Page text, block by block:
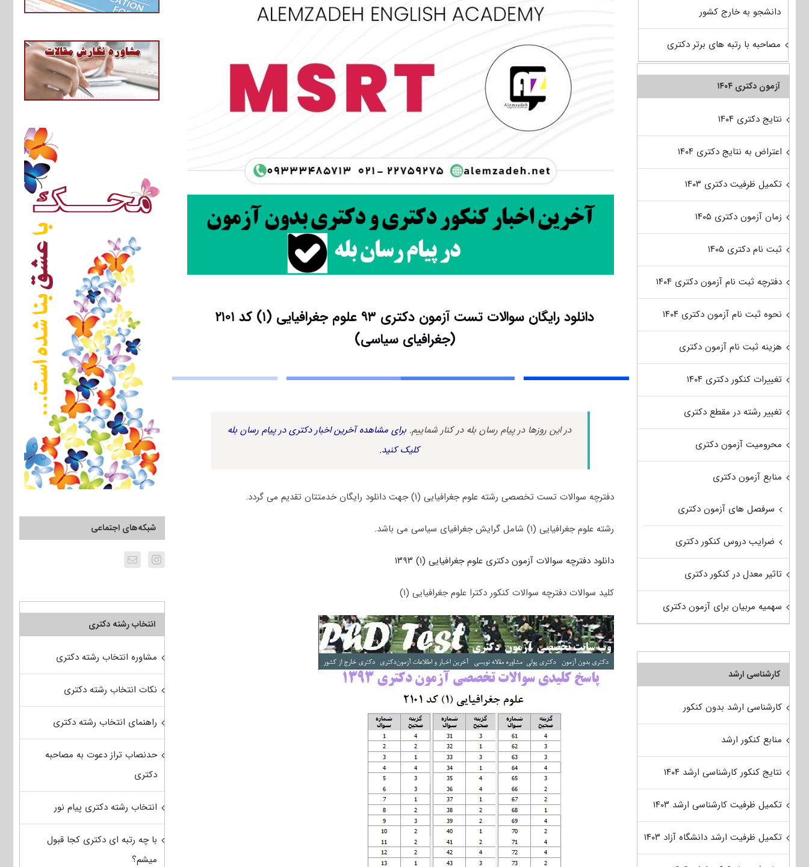
دانلود رایگان سوالات تست آزمون دکتری ۹۳ علوم جغرافیایی (۱) کد ۲۱۰۱
(جغرافیای سیاسی)
در این روزها در پیام رسان بله در کنار شماییم. برای مشاهده آخرین اخبار دکتری در پیام رسان بله
کلیک کنید.
دفترچه سوالات تست تخصصی رشته علوم جغرافیایی (۱) جهت دانلود رایگان خدمتتان تقدیم می گردد.
رشته علوم جغرافیایی (۱) شامل گرایش جغرافیای سیاسی می باشد.
دانلود دفترچه سوالات آزمون دکتری علوم جغرافیایی (۱) ۱۳۹۳
کلید سوالات دفترچه سوالات کنکور دکترا علوم جغرافیایی (۱)
شبکه‌های اجتماعی
انتخاب رشته دکتری
مشاوره انتخاب رشته دکتری
نکات انتخاب رشته دکتری
راهنمای انتخاب رشته دکتری
حدنصاب تراز دعوت به مصاحبه
دکتری
انتخاب رشته دکتری پیام نور
با چه رتبه ای دکتری کجا قبول
میشم؟
دانشجو به خارج کشور
مصاحبه با رتبه های برتر دکتری
آزمون دکتری ۱۴۰۴
نتایج دکتری ۱۴۰۴
اعتراض به نتایج دکتری ۱۴۰۴
تکمیل ظرفیت دکتری ۱۴۰۳
زمان آزمون دکتری ۱۴۰۵
ثبت نام دکتری ۱۴۰۵
دفترچه ثبت نام آزمون دکتری ۱۴۰۴
نحوه ثبت نام آزمون دکتری ۱۴۰۴
هزینه ثبت نام آزمون دکتری
تغییرات کنکور دکتری ۱۴۰۴
تغییر رشته در مقطع دکتری
محرومیت آزمون دکتری
منابع آزمون دکتری
سرفصل های آزمون دکتری
ضرایب دروس کنکور دکتری
تاثیر معدل در کنکور دکتری
سهمیه مربیان برای آزمون دکتری
کارشناسی ارشد
کارشناسی ارشد بدون کنکور
منابع کنکور ارشد
نتایج کنکور کارشناسی ارشد ۱۴۰۴
تکمیل ظرفیت کارشناسی ارشد ۱۴۰۳
تکمیل ظرفیت ارشد دانشگاه آزاد ۱۴۰۳